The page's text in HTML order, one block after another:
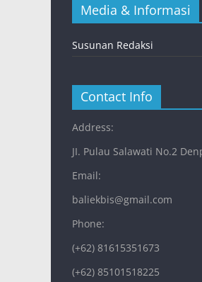
Media & Informasi
Susunan Redaksi
Contact Info
Address:
JI. Pulau Salawati No.2
Email:
baliekbis@gmail.com
Phone:
(+62) 81615351673
(+62) 85101518225